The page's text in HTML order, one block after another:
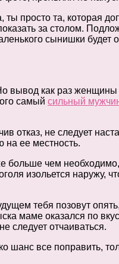
просто та, которая
за столом.
сынишки будет
вывод как раз
самый сильный
отказ, не следует
на ее местность.
больше чем
изольется наружу,
тебя позовут
маме оказался по
следует отчаиваться.
шанс все поправить,